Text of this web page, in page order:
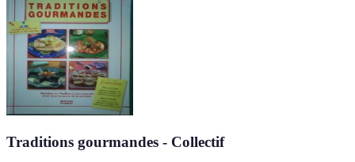
Traditions gourmandes - Collectif